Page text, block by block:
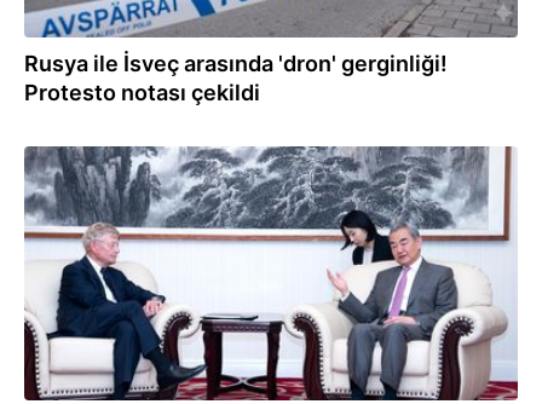
Rusya ile İsveç arasında 'dron' gerginliği!
Protesto notası çekildi
05.07.2026